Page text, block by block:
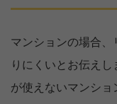
マンションの場合
りにくいとお伝え
が使えないマンシ